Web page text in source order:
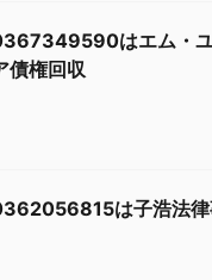
はエム・ユ
債権回収
は子浩法律